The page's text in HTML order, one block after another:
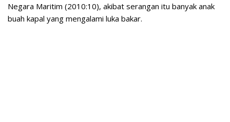
Negara Maritim (2010:10), akibat serangan itu banyak anak
buah kapal yang mengalami luka bakar.